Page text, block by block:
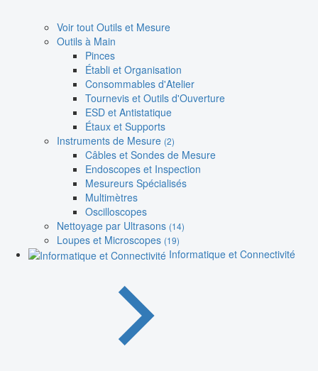
Voir tout Outils et Mesure
Outils à Main
Pinces
Établi et Organisation
Consommables d'Atelier
Tournevis et Outils d'Ouverture
ESD et Antistatique
Étaux et Supports
Instruments de Mesure (2)
Câbles et Sondes de Mesure
Endoscopes et Inspection
Mesureurs Spécialisés
Multimètres
Oscilloscopes
Nettoyage par Ultrasons (14)
Loupes et Microscopes (19)
Informatique et Connectivité